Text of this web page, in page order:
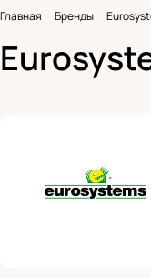
Главная Бренды